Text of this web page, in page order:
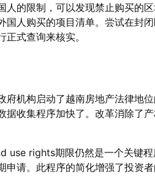
的限制，可以发现禁止购买的
人购买的项目清单。尝试在封
式查询来核实。
机构启动了越南房地产法律地
收集程序加快了。改革消除了
use rights期限仍然是一个关键
请。此程序的简化增强了投资